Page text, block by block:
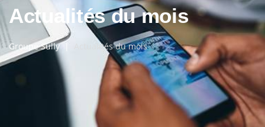
Actualités du mois
Groupe Sully Actualités du mois